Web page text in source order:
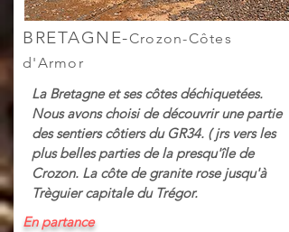
BRETAGNE-Crozon-Côtes
d'Armor
La Bretagne et ses côtes déchiquetées.
Nous avons choisi de découvrir une partie
des sentiers côtiers du GR34. ( jrs vers les
plus belles parties de la presqu'île de
Crozon. La côte de granite rose jusqu'à
Trèguier capitale du Trégor.
En partance